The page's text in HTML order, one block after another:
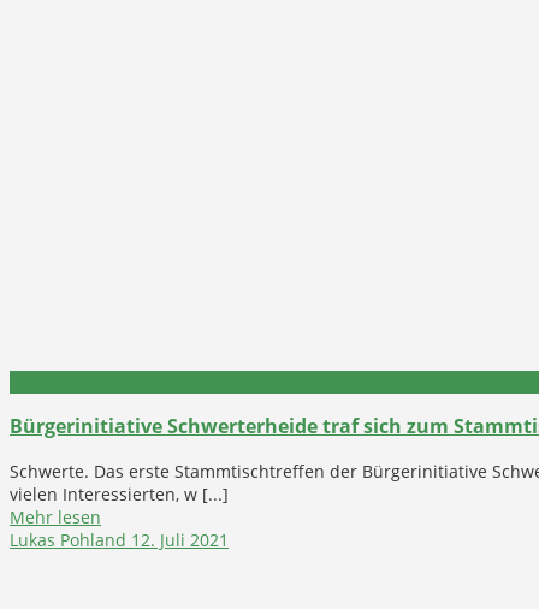
Bürgerinitiative Schwerterheide traf sich zum
Schwerte. Das erste Stammtischtreffen der Bürgerinitiative
vielen Interessierten, w [...]
Mehr lesen
Lukas Pohland 12. Juli 2021